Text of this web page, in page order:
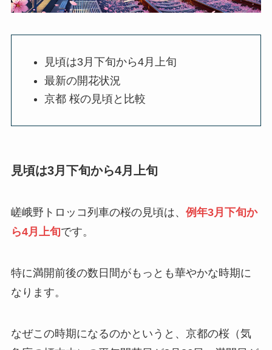
見頃は3月下旬から4月上旬
最新の開花状況
京都 桜の見頃と比較
見頃は3月下旬から4月上旬
嵯峨野トロッコ列車の桜の見頃は、 例年3月下旬か
ら4月上旬です。
特に満開前後の数日間がもっとも華やかな時期に
なります。
なぜこの時期になるのかというと、京都の桜（気